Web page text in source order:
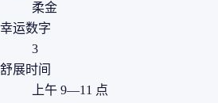
柔金
幸运数字
3
舒展时间
上午 9—11 点